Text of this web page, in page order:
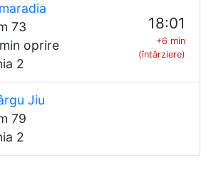
73
oprire
2
18:01
+6 min
(întârziere)
Jiu
79
2